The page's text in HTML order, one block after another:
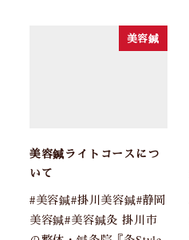
美容鍼
美容鍼ライトコースにつ
いて
#美容鍼#掛川美容鍼#静岡
美容鍼#美容鍼灸 掛川市